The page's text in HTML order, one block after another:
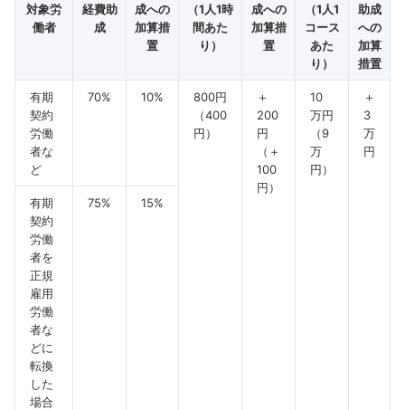
対象労
働者
経費助
成
成への
加算措
置
（1人1時
間あた
り）
成への
加算措
置
（1人1
コース
あた
り）
助成
への
加算
措置
有期
契約
労働
者な
ど
70% 10%
800円
（400
円）
＋
200
円
（＋
100
円）
10
万円
（9
万
円）
＋
3
万
円
有期
契約
労働
者を
正規
雇用
労働
者な
どに
転換
した
場合
75% 15%